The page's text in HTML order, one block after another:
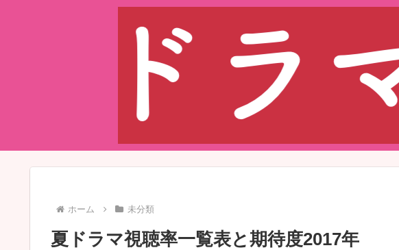
ホーム 未分類
夏ドラマ視聴率一覧表と期待度2017年